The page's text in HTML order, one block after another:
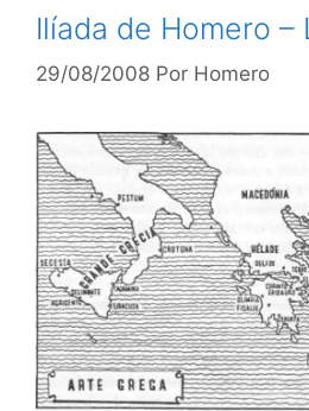
Ilíada de Homero –
29/08/2008 Por Homero